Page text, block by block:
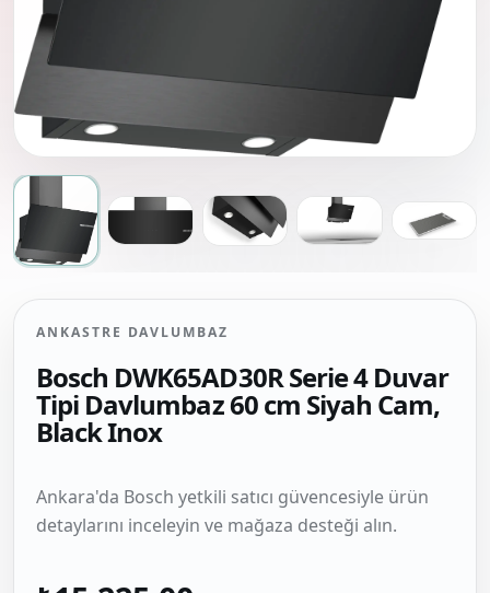
ANKASTRE DAVLUMBAZ
Bosch DWK65AD30R Serie 4 Duvar
Tipi Davlumbaz 60 cm Siyah Cam,
Black Inox
Ankara'da Bosch yetkili satıcı güvencesiyle ürün
detaylarını inceleyin ve mağaza desteği alın.